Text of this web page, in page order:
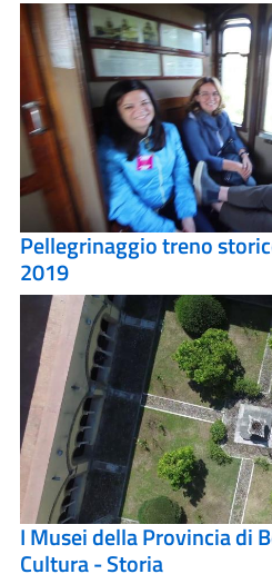
Pellegrinaggio treno
2019
I Musei della Provincia di
Cultura - Storia